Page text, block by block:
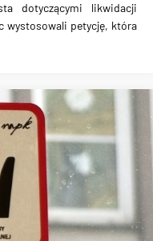
dotyczącymi likwidacji
wystosowali petycję, która